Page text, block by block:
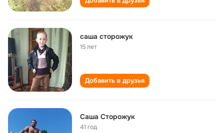
саша сторожук
15 лет
Добавить в друзья
Саша Сторожук
41 год